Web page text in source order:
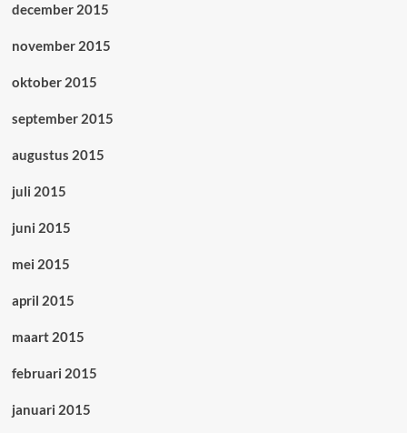
december 2015
november 2015
oktober 2015
september 2015
augustus 2015
juli 2015
juni 2015
mei 2015
april 2015
maart 2015
februari 2015
januari 2015